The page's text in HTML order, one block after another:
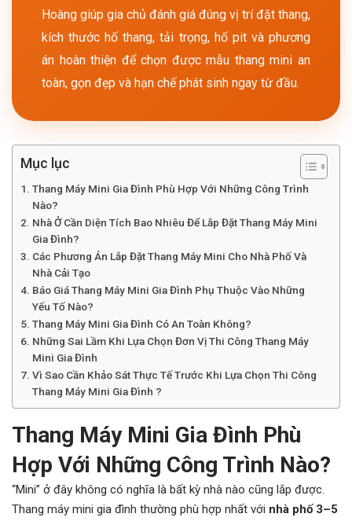
Hoàng giúp gia chủ đánh giá đúng vị trí đặt thang,
kích thước hố thang, tải trọng, hố pit và phương
án hoàn thiện để chọn được mẫu thang mini an
toàn, gọn đẹp và hạn chế phát sinh ngay từ đầu.
Mục lục
Thang Máy Mini Gia Đình Phù Hợp Với Những Công Trình
Nào?
Nhà Ở Cần Diện Tích Bao Nhiêu Để Lắp Đặt Thang Máy Mini
Gia Đình?
Các Phương Án Lắp Đặt Thang Máy Mini Cho Nhà Phố Và
Nhà Cải Tạo
Báo Giá Thang Máy Mini Gia Đình Phụ Thuộc Vào Những
Yếu Tố Nào?
Thang Máy Mini Gia Đình Có An Toàn Không?
Những Sai Lầm Khi Lựa Chọn Đơn Vị Thi Công Thang Máy
Mini Gia Đình
Vì Sao Cần Khảo Sát Thực Tế Trước Khi Lựa Chọn Thi Công
Thang Máy Mini Gia Đình ?
Thang Máy Mini Gia Đình Phù
Hợp Với Những Công Trình Nào?
“Mini” ở đây không có nghĩa là bất kỳ nhà nào cũng lắp được.
Thang máy mini gia đình thường phù hợp nhất với nhà phố 3–5